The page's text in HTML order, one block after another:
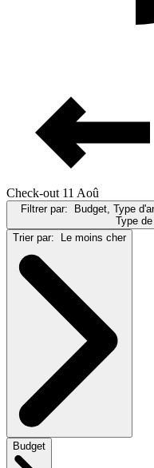
Check-out 11 Aoû
Filtrer par:
Budget, Type
Type
Trier par:
Le moins cher
Budget